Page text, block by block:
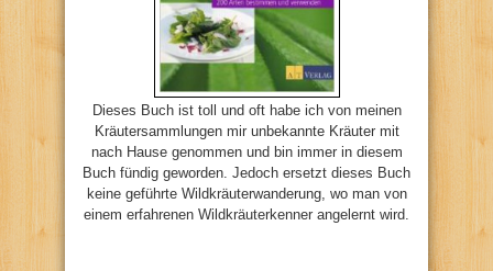
Dieses Buch ist toll und oft habe ich von meinen
Kräutersammlungen mir unbekannte Kräuter mit
nach Hause genommen und bin immer in diesem
Buch fündig geworden. Jedoch ersetzt dieses Buch
keine geführte Wildkräuterwanderung, wo man von
einem erfahrenen Wildkräuterkenner angelernt wird.